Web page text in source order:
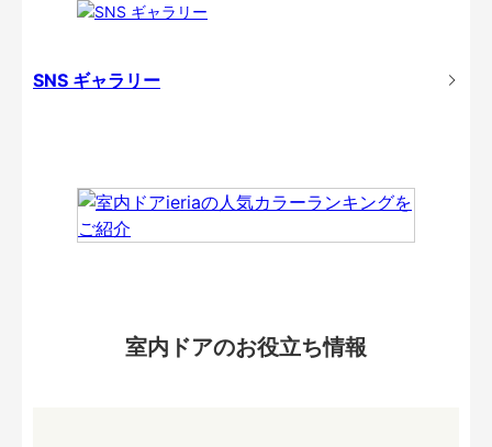
SNS ギャラリー
室内ドアのお役立ち情報